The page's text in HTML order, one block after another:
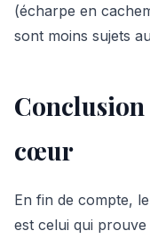
(écharpe en
sont moins sujets
cœur
En fin de compte,
est celui qui